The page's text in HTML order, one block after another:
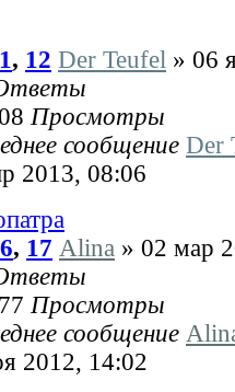
, 12 Der Teufel » 06
Просмотры
сообщение Der
2013, 08:06
, 17 Alina » 02 мар
Просмотры
сообщение
2012, 14:02